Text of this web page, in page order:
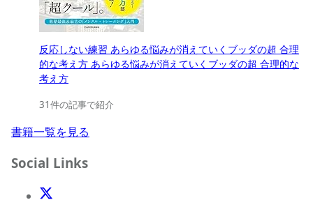
反応しない練習 あらゆる悩みが消えていくブッダの超 合理
的な考え方 あらゆる悩みが消えていくブッダの超 合理的な
考え方
31件の記事で紹介
書籍一覧を見る
Social Links
X(Twitter)